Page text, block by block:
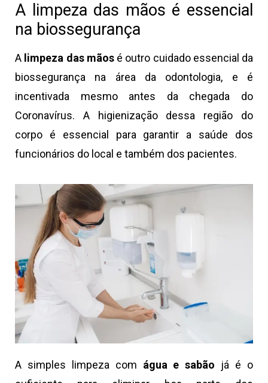
A limpeza das mãos é essencial
na biossegurança
A limpeza das mãosé outro cuidado essencial da
biossegurança na área da odontologia, e é
incentivada mesmo antes da chegada do
Coronavírus. A higienização dessa região do
corpo é essencial para garantir a saúde dos
funcionários do local e também dos pacientes.
A simples limpeza com água e sabão já é o